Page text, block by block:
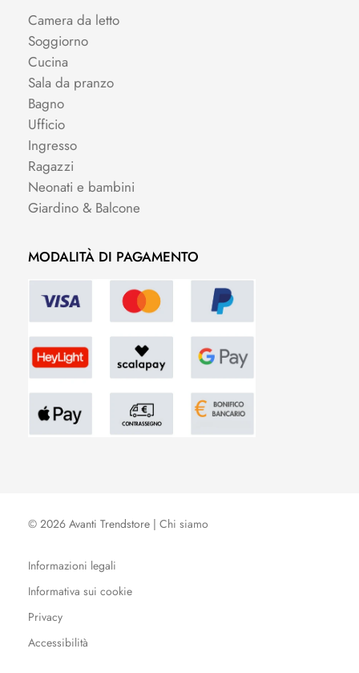
Camera da letto
Soggiorno
Cucina
Sala da pranzo
Bagno
Ufficio
Ingresso
Ragazzi
Neonati e bambini
Giardino & Balcone
MODALITÀ DI PAGAMENTO
© 2026 Avanti Trendstore | Chi siamo
Informazioni legali
Informativa sui cookie
Privacy
Accessibilità